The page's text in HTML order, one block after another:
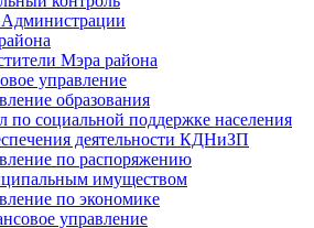
Мэра района
управление
образования
по социальной поддержке населения
деятельности КДНиЗП
по распоряжению
имуществом
по экономике
управление